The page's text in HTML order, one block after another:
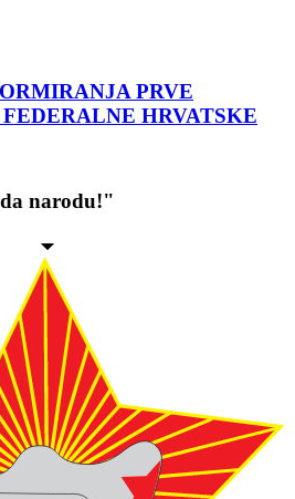
PRVE
HRVATSKE
narodu!"